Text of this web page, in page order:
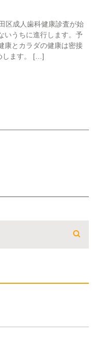
区成人歯科健康診査が始
いうちに進行します。予
康とカラダの健康は密接
します。 […]